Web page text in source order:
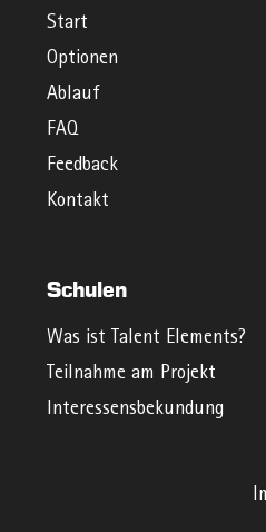
Start
Optionen
Ablauf
FAQ
Feedback
Kontakt
Schulen
Was ist Talent Elements?
Teilnahme am Projekt
Interessensbekundung